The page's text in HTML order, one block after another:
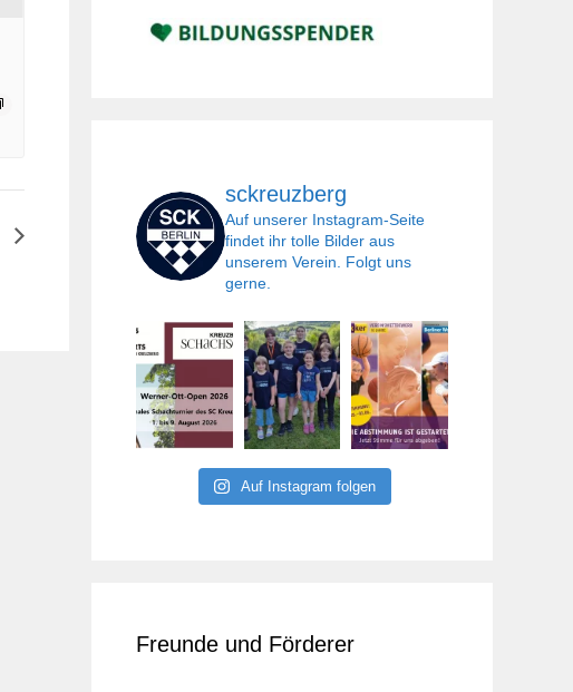
sckreuzberg
Auf unserer Instagram-Seite
findet ihr tolle Bilder aus
unserem Verein. Folgt uns
gerne.
Auf Instagram folgen
Freunde und Förderer